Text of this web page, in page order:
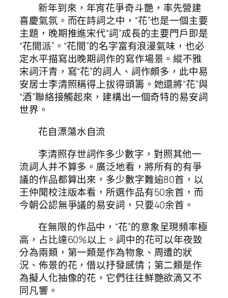
新年到來，年宵花爭奇斗艷，率先營建
喜慶氣氛。而在詩詞之中，“花”也是一個主要
主題，晚期推進宋代“詞”成長的主要門戶即是
“花間派”。“花間”的名字富有浪漫氣味，也必
定水平描寫出晚期詞作的寫作場景。縱不雅
宋詞汗青，寫“花”的詞人、詞作頗多，此中易
安居士李清照稱得上拔得頭籌。她還將“花”與
“酒”聯絡接觸起來，建構出一個奇特的易安詞
世界。
花自漂蕩水自流
李清照存世詞作多少數字，對照其他一
流詞人并不算多。廣泛地看，將所有的有爭
議的作品都算出來，多少數字難逾80首，以
王仲聞校注版本看，所選作品有50余首，而
今朝公認無爭議的易安詞，只要40余首。
在無限的作品中，“花”的意象呈現頻率極
高，占比達60%以上。詞中的花可以年夜致
分為兩類，第一類是作為物象、周遭的狀
況、佈景的花，借以抒發感情；第二類是作
為擬人化抽像的花，它們往往鮮艷欲滴又不
同凡響。